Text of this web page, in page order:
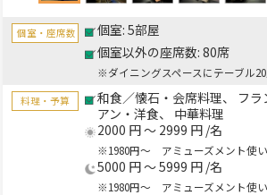
個室・座席数
個室: 5部屋
個室以外の座席数: 80席
※ダイニングスペースにテーブル
料理・予算 和食／懐石・会席料理 フラ
アン・洋食
中華料理
2000 円 ～ 2999 円 /名
※1980円～ アミューズメント使
5000 円 ～ 5999 円 /名
※1980円～ アミューズメント使